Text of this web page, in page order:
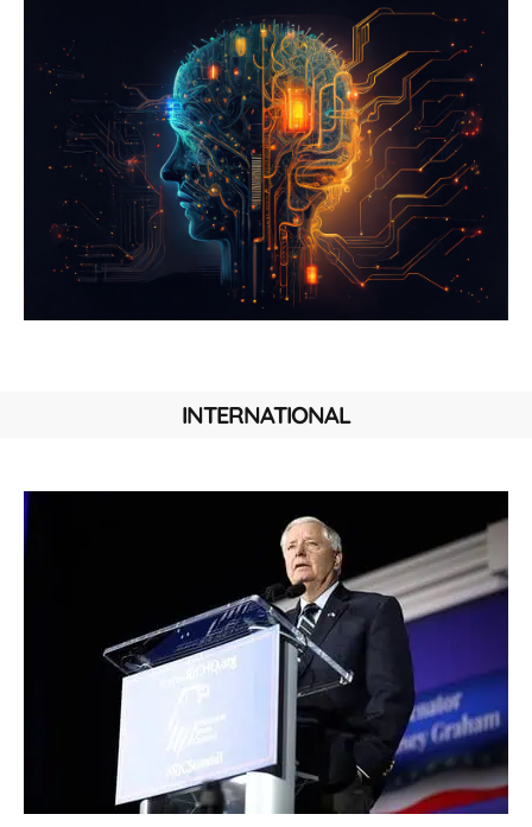
INTERNATIONAL